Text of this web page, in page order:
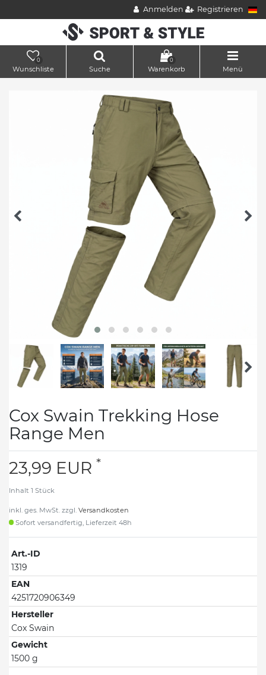
Anmelden Registrieren
0
Wunschliste Suche
0
Warenkorb Menü
Cox Swain Trekking Hose
Range Men
23,99 EUR *
Inhalt 1 Stück
inkl. ges. MwSt. zzgl. Versandkosten
Sofort versandfertig, Lieferzeit 48h
Art.-ID
1319
EAN
4251720906349
Hersteller
Cox Swain
Gewicht
1500 g